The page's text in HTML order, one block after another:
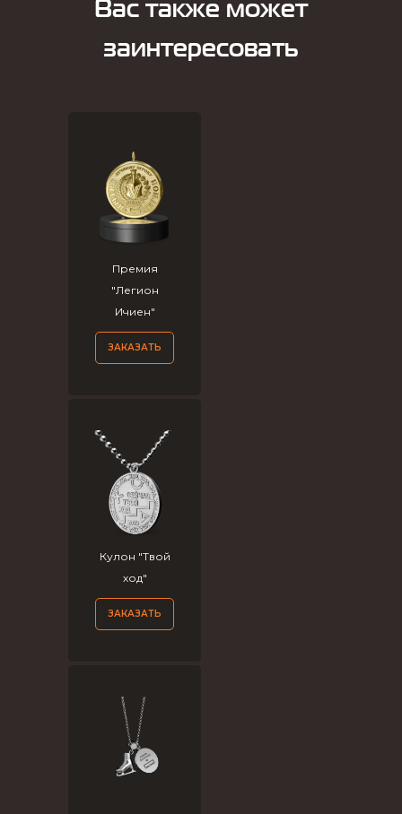
Вас также может
заинтересовать
Премия
"Легион
Ичиен"
ЗАКАЗАТЬ
Кулон "Твой
ход"
ЗАКАЗАТЬ